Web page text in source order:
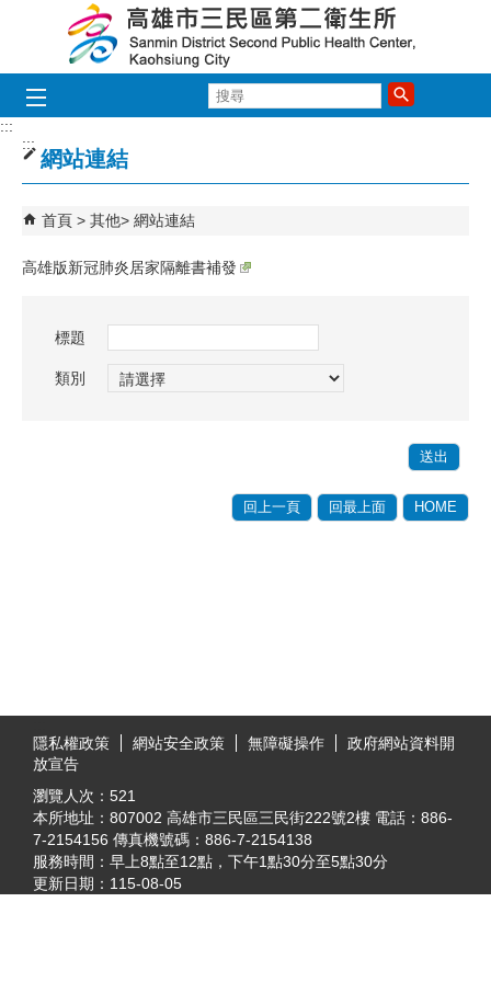
跳到主要內容區塊
尋
:::
:::
網站連結
首頁 其他 網站連結
高雄版新冠肺炎居家隔離書補發
標題
類別
回上一頁 回最上面 HOME
隱私權政策
網站安全政策 無障礙操作
政府網站資料開
放宣告
瀏覽人次： 521
本所地址：807002 高雄市三民區三民街222號2樓 電話：886-
7-2154156 傳真機號碼：886-7-2154138
服務時間：早上8點至12點，下午1點30分至5點30分
更新日期： 115-08-05